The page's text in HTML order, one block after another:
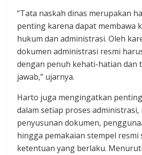
“Tata naskah dinas merupakan
penting karena dapat membawa
hukum dan administrasi. Oleh
dokumen administrasi resmi
dengan penuh kehati-hatian dan
jawab,” ujarnya.
Harto juga mengingatkan
dalam setiap proses administrasi,
penyusunan dokumen,
hingga pemakaian stempel resmi
ketentuan yang berlaku.